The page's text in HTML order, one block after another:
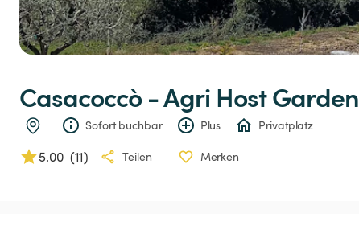
Casacoccò -Agri HostGarden
Sofort buchbar Plus Privatplatz
5.00 (11) Teilen Merken